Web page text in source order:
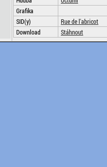
Grafika
SID(y)
Rue de l'abricot
Download
Stáhnout